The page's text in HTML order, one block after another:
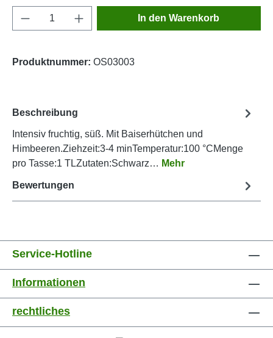
Produkt Anzahl: Gib den gewünschten
In den Warenkorb
Produktnummer: OS03003
Beschreibung
Intensiv fruchtig, süß. Mit Baiserhütchen und
Himbeeren.Ziehzeit:3-4 minTemperatur:100 °CMenge
pro Tasse:1 TLZutaten:Schwarz… Mehr
Bewertungen
Service-Hotline
Informationen
rechtliches